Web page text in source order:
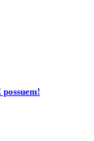
possuem!